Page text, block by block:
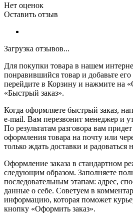
Нет оценок
Оставить отзыв
Загрузка отзывов...
Для покупки товара в нашем
понравившийся товар и добавьте его
перейдите в Корзину и нажмите на
«Быстрый заказ».
Когда оформляете быстрый заказ,
e-mail. Вам перезвонит менеджер и
По результатам разговора вам
оформления товара на почту или
только ждать доставки и радоваться
Оформление заказа в стандартном
следующим образом. Заполняете
последовательным этапам: адрес,
данные о себе. Советуем в
информацию, которая поможет
кнопку «Оформить заказ».